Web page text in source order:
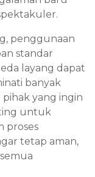
penggunaan
standar
layang dapat
banyak
yang ingin
untuk
proses
tetap aman,